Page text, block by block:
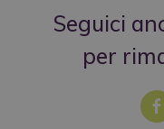
Seguici
per